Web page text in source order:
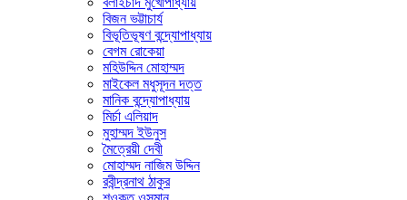
বিজন ভট্টাচার্য
বিভূতিভূষণ বন্দ্যোপাধ্যায়
বেগম রোকেয়া
মহিউদ্দিন মোহাম্মদ
মাইকেল মধুসূদন দত্ত
মানিক বন্দ্যোপাধ্যায়
মির্চা এলিয়াদ
মুহাম্মদ ইউনুস
মৈত্রেয়ী দেবী
মোহাম্মদ নাজিম উদ্দিন
রবীন্দ্রনাথ ঠাকুর